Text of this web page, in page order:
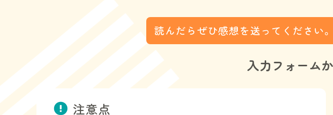
読んだらぜひ感想を送ってください
入力フォーム
注意点